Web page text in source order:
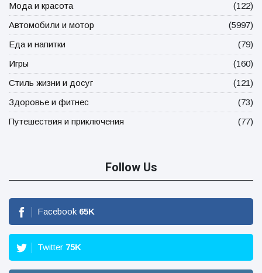
Мода и красота
(122)
Автомобили и мотор
(5997)
Еда и напитки
(79)
Игры
(160)
Стиль жизни и досуг
(121)
Здоровье и фитнес
(73)
Путешествия и приключения
(77)
Follow Us
Facebook 65K
Twitter 75K